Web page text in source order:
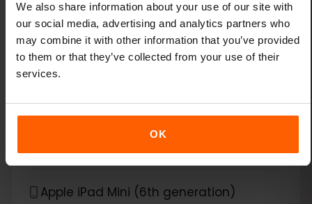
We also share information about your use of our site with
our social media, advertising and analytics partners who
may combine it with other information that you’ve provided
to them or that they’ve collected from your use of their
services.
OK
Apple iPad Air (3rd generation)
Apple iPad Air (4th generation)
Apple iPad Air (5th generation)
Apple iPad Air (6th generation)
Apple iPad Mini (5th generation)
Apple iPad Mini (6th generation)